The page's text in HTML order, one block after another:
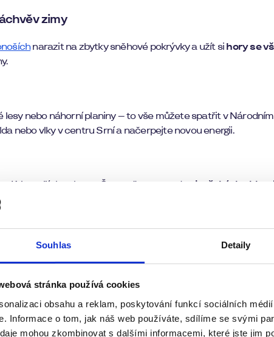
Souhlas Detaily
stránka používá cookies
obsahu a reklam, poskytování funkcí sociálních
Informace o tom, jak náš web používáte, sdílíme se svými
mohou zkombinovat s dalšími informacemi, které jste jim
zimy
narazit na zbytky sněhové pokrývky a užít sihory se
nebo náhorní planiny – to vše můžete spatřit v
nebo vlky v centru Srní a načerpejte novou energii.
Krkonoších nebo na Šumavě, vyrazte do vinařských
pak navíc můžete navštívit ochutnávku vín nebo
i propast
a nejznámější propast v Česku Macocha. VMoravském
nedalekého zámku Rájec nad Svitavou, nebo navštívit
jak pro děti, tak pro dospělé. A během Velikonoc se